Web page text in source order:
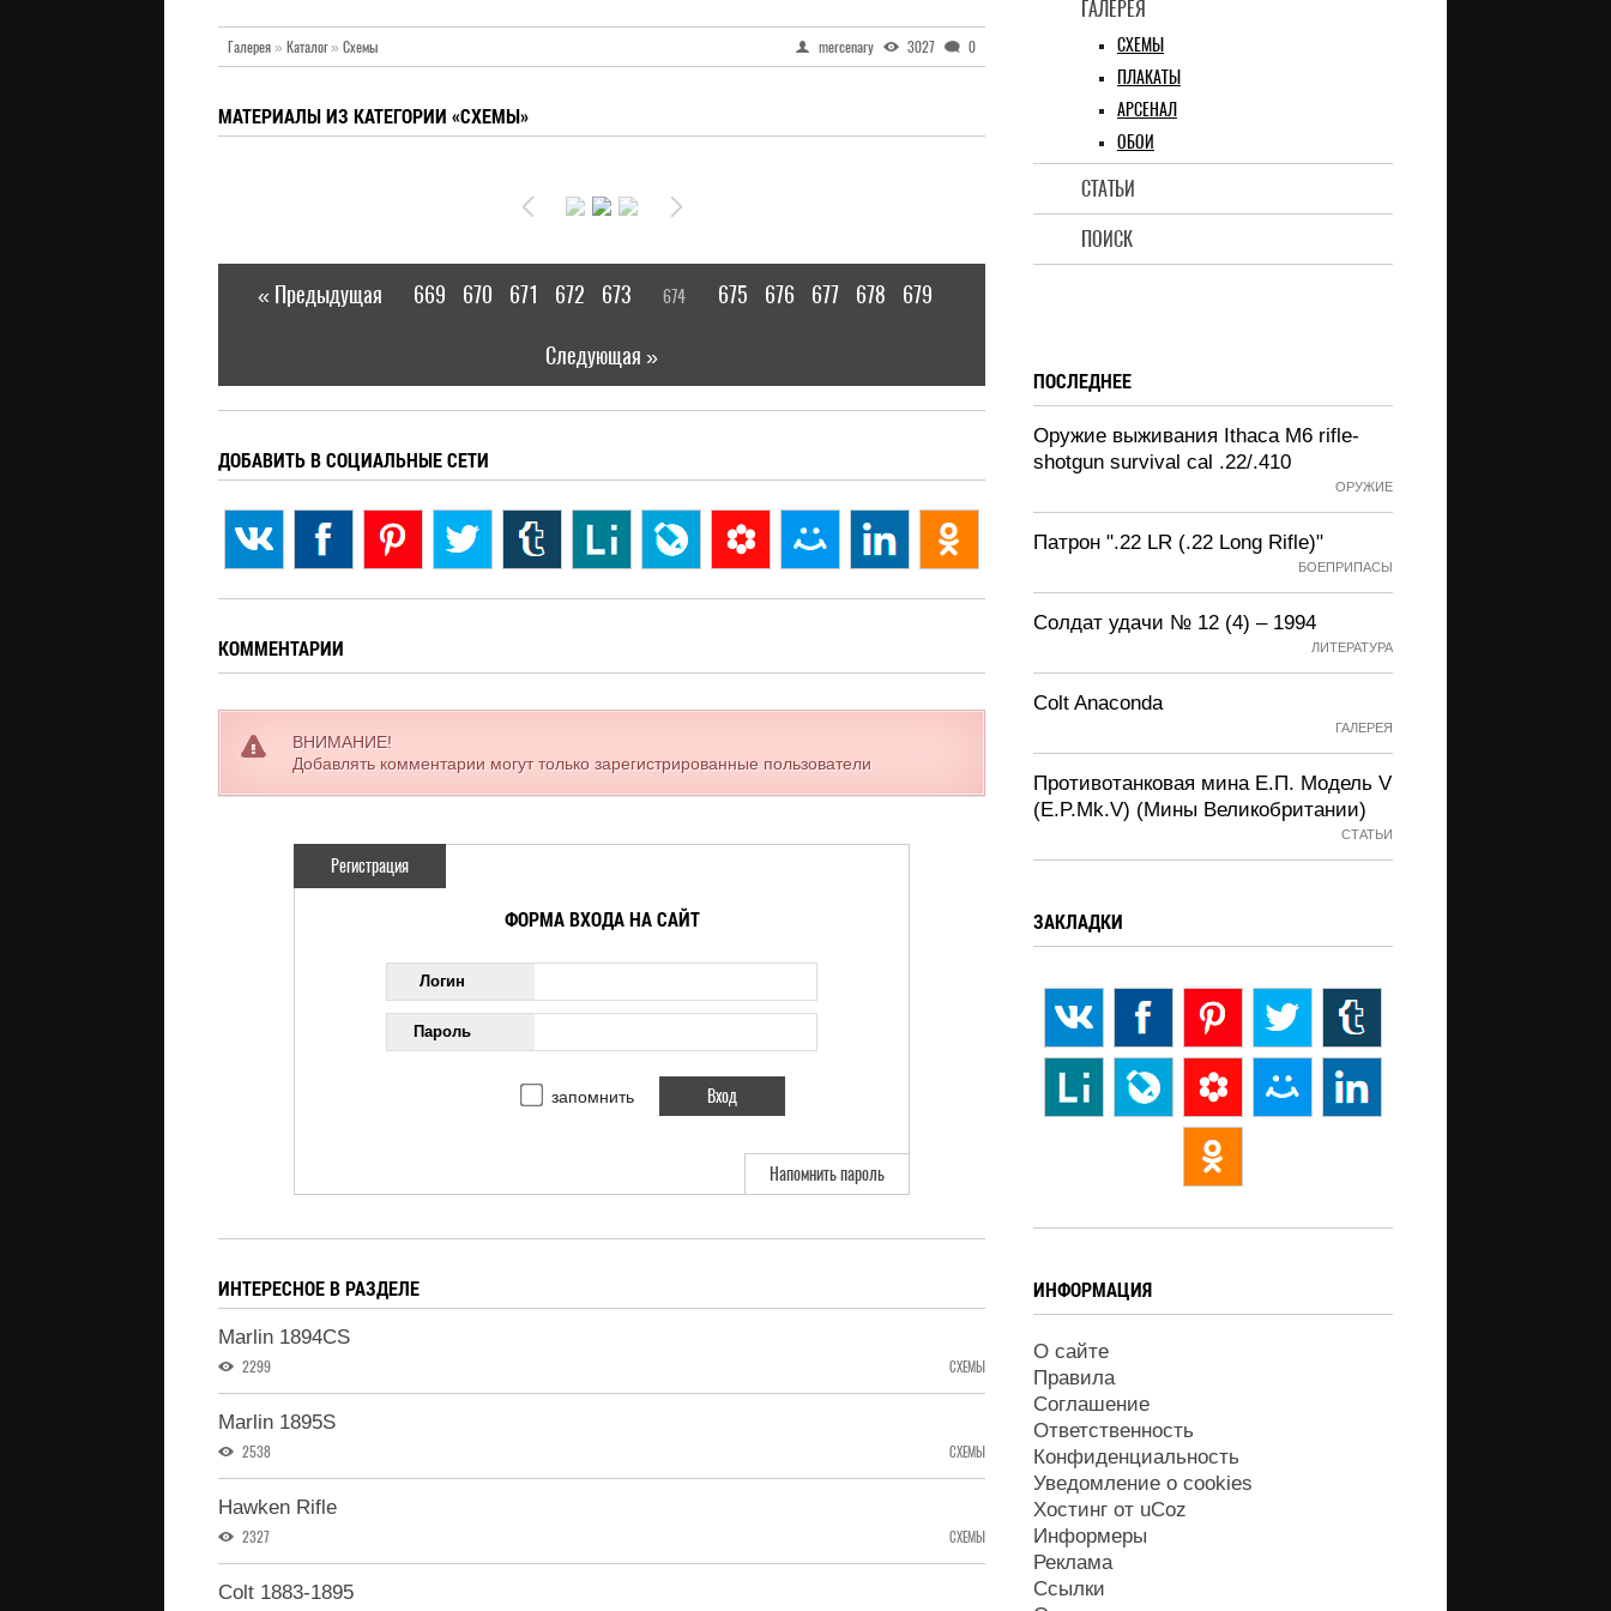
ГАЛЕРЕЯ
СХЕМЫ
ПЛАКАТЫ
АРСЕНАЛ
ОБОИ
СТАТЬИ
ПОИСК
Галерея» Каталог» Схемы mercenary 3027 0
МАТЕРИАЛЫ ИЗ КАТЕГОРИИ «СХЕМЫ»
« Предыдущая 669 670 671 672 673 674 675 676 677 678 679
Следующая »
ДОБАВИТЬ В СОЦИАЛЬНЫЕ СЕТИ
КОММЕНТАРИИ
ВНИМАНИЕ!
Добавлять комментарии могут только зарегистрированные пользователи
Регистрация
ФОРМА ВХОДА НА САЙТ
Логин
Пароль
запомнить
Напомнить пароль
ИНТЕРЕСНОЕ В РАЗДЕЛЕ
Marlin 1894CS
2299 СХЕМЫ
Marlin 1895S
2538 СХЕМЫ
Hawken Rifle
2327 СХЕМЫ
Colt 1883-1895
ПОСЛЕДНЕЕ
Оружие выживания Ithaca M6 rifle-
shotgun survival cal .22/.410
ОРУЖИЕ
Патрон ".22 LR (.22 Long Rifle)"
БОЕПРИПАСЫ
Солдат удачи № 12 (4) – 1994
ЛИТЕРАТУРА
Colt Anaconda
ГАЛЕРЕЯ
Противотанковая мина Е.П. Модель V
(E.P.Mk.V) (Мины Великобритании)
СТАТЬИ
ЗАКЛАДКИ
ИНФОРМАЦИЯ
О сайте
Правила
Соглашение
Ответственность
Конфиденциальность
Уведомление о cookies
Хостинг от uCoz
Информеры
Реклама
Ссылки